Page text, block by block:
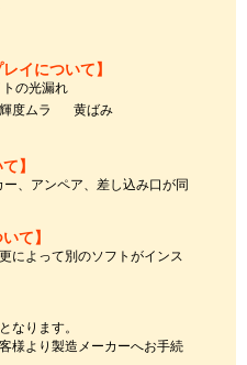
イについて】
の光漏れ
度ムラ
黄ばみ
】
、アンペア、差し込み口が同
て】
によって別のソフトがインス
なります。
様より製造メーカーへお手続